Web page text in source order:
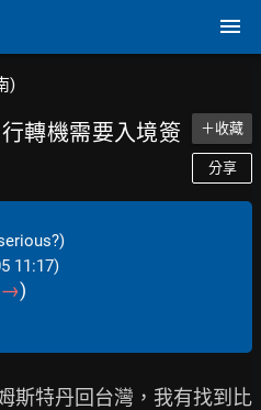
)
轉機需要入境簽
＋收藏
分享
11:17)
→)
斯特丹回台灣，我有找到比